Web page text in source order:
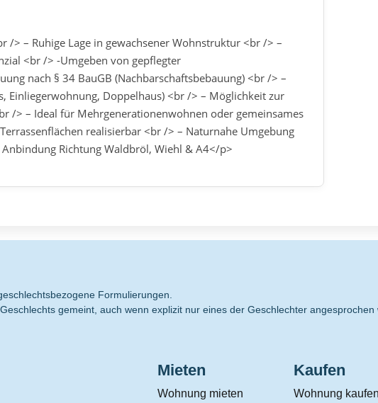
/> – Ruhige Lage in gewachsener Wohnstruktur <br /> –
<br /> -Umgeben von gepflegter
nach § 34 BauGB (Nachbarschaftsbebauung) <br /> –
Einliegerwohnung, Doppelhaus) <br /> – Möglichkeit zur
/> – Ideal für Mehrgenerationenwohnen oder gemeinsames
realisierbar <br /> – Naturnahe Umgebung
Richtung Waldbröl, Wiehl & A4</p>
Formulierungen.
gemeint, auch wenn explizit nur eines der Geschlechter angesprochen
Mieten
Wohnung mieten
Kaufen
Wohnung kaufen